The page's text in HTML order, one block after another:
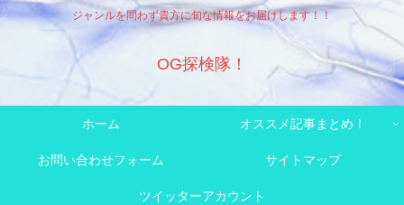
ジャンルを問わず貴方に旬な情報をお届けします！！
OG探検隊！
ホーム オススメ記事まとめ！
お問い合わせフォーム サイトマップ
ツイッターアカウント